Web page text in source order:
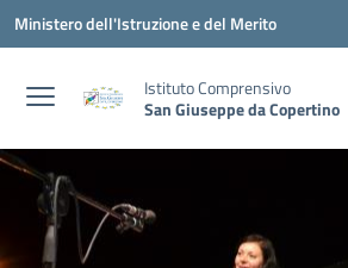
Vai ai contenuti
Vai al menu di navigazione
Vai al footer
Ministero dell'Istruzione e del Merito
Istituto Comprensivo
San Giuseppe da Copertino